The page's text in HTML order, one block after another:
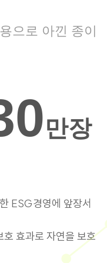
으로 아낀 종이
만장
ESG경영에 앞장서
호 효과로 자연을 보호